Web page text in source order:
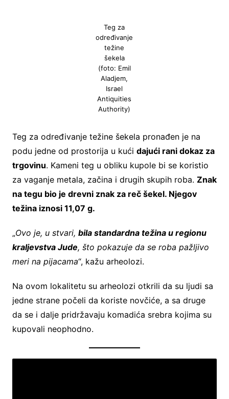
Teg za
određivanje
težine
šekela
(foto: Emil
Aladjem,
Israel
Antiquities
Authority)
Teg za određivanje težine šekela pronađen je na
podu jedne od prostorija u kući dajući rani dokaz za
trgovinu. Kameni teg u obliku kupole bi se koristio
za vaganje metala, začina i drugih skupih roba. Znak
na tegu bio je drevni znak za reč šekel. Njegov
težina iznosi 11,07 g.
„Ovo je, u stvari, bila standardna težina u regionu
kraljevstva Jude, što pokazuje da se roba pažljivo
meri na pijacama“, kažu arheolozi.
Na ovom lokalitetu su arheolozi otkrili da su ljudi sa
jedne strane počeli da koriste novčiće, a sa druge
da se i dalje pridržavaju komadića srebra kojima su
kupovali neophodno.